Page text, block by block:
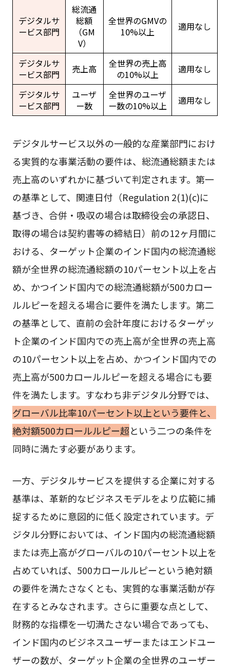
デジタルサ
ービス部門
総流通
総額
（GM
V）
全世界のGMVの
10%以上
適用なし
デジタルサ
ービス部門
売上高
全世界の売上高
の10%以上
適用なし
デジタルサ
ービス部門
ユーザ
ー数
全世界のユーザ
ー数の10%以上
適用なし
デジタルサービス以外の一般的な産業部門におけ
る実質的な事業活動の要件は、総流通総額または
売上高のいずれかに基づいて判定されます。第一
の基準として、関連日付（Regulation 2(1)(c)に
基づき、合併・吸収の場合は取締役会の承認日、
取得の場合は契約書等の締結日）前の12ヶ月間に
おける、ターゲット企業のインド国内の総流通総
額が全世界の総流通総額の10パーセント以上を占
め、かつインド国内での総流通総額が500カロー
ルルピーを超える場合に要件を満たします。第二
の基準として、直前の会計年度におけるターゲッ
ト企業のインド国内での売上高が全世界の売上高
の10パーセント以上を占め、かつインド国内での
売上高が500カロールルピーを超える場合にも要
件を満たします。すなわち非デジタル分野では、
グローバル比率10パーセント以上という要件と、
絶対額500カロールルピー超という二つの条件を
同時に満たす必要があります。
一方、デジタルサービスを提供する企業に対する
基準は、革新的なビジネスモデルをより広範に捕
捉するために意図的に低く設定されています。デ
ジタル分野においては、インド国内の総流通総額
または売上高がグローバルの10パーセント以上を
占めていれば、500カロールルピーという絶対額
の要件を満たさなくとも、実質的な事業活動が存
在するとみなされます。さらに重要な点として、
財務的な指標を一切満たさない場合であっても、
インド国内のビジネスユーザーまたはエンドユー
ザーの数が、ターゲット企業の全世界のユーザー